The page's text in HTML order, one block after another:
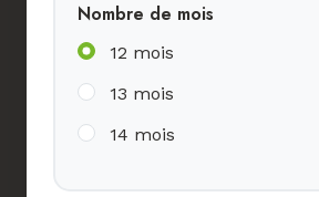
Nombre de mois
12 mois
13 mois
14 mois